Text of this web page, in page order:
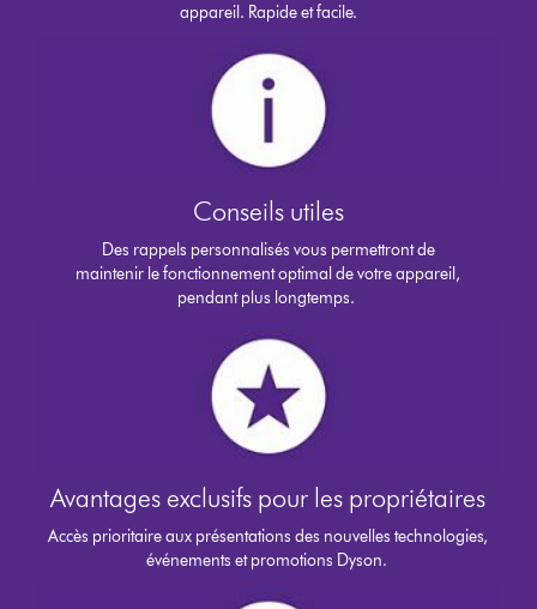
appareil. Rapide et facile.
Conseils utiles
Des rappels personnalisés vous permettront de
maintenir le fonctionnement optimal de votre appareil,
pendant plus longtemps.
Avantages exclusifs pour les propriétaires
Accès prioritaire aux présentations des nouvelles technologies,
événements et promotions Dyson.